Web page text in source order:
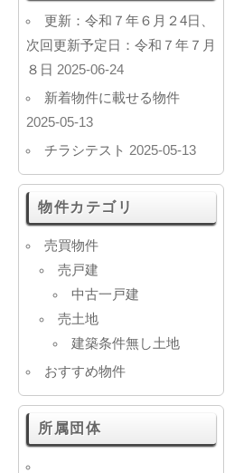
更新：令和７年６月２4日、
次回更新予定日：令和７年７月
８日 2025-06-24
新着物件に載せる物件
2025-05-13
チラシテスト 2025-05-13
物件カテゴリ
売買物件
売戸建
中古一戸建
売土地
建築条件無し土地
おすすめ物件
所属団体